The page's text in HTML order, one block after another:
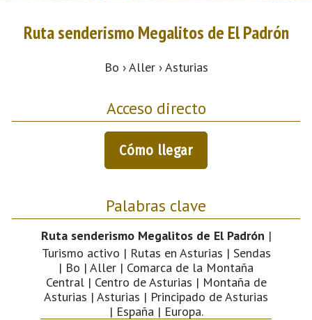
Ruta senderismo Megalitos de El Padrón
Bo › Aller › Asturias
Acceso directo
Cómo llegar
Palabras clave
Ruta senderismo Megalitos de El Padrón |
Turismo activo | Rutas en Asturias | Sendas
| Bo | Aller | Comarca de la Montaña
Central | Centro de Asturias | Montaña de
Asturias | Asturias | Principado de Asturias
| España | Europa.